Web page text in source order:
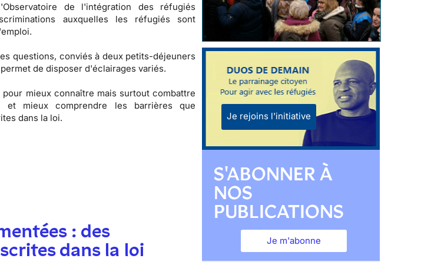
Observatoire de l'intégration des réfugiés
auxquelles les réfugiés sont
questions, conviés à deux petits-déjeuners
de disposer d'éclairages variés.
pour mieux connaître mais surtout combattre
et mieux comprendre les barrières que
dans la loi.
: des
dans la loi
Je rejoins l'initiative
S'ABONNER À
NOS
PUBLICATIONS
Je m'abonne